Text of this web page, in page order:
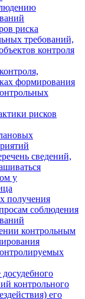
риска
требований,
контроля
формирования
рисков
сведений,
у
получения
соблюдения
контрольным
контрольного
его